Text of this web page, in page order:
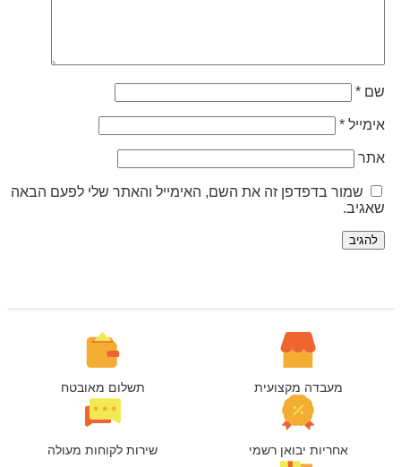
*
*
שמור בדפדפן זה את השם, האימייל והאתר שלי לפעם הבאה
מעבדה מקצועית תשלום מאובטח
אחריות יבואן רשמי שירות לקוחות מעולה